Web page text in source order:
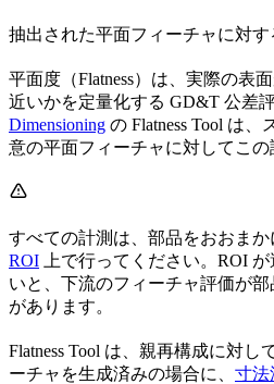
抽出された平面フィーチャに対
平面度（Flatness）は、実際の表
近いかを定量化する GD&T 公差評
Dimensioning の Flatness Tool は
意の平面フィーチャに対してこの
すべての計測は、部品をおおま
ROI 上で行ってください。ROI
いと、下流のフィーチャ評価が
があります。
Flatness Tool は、親再構成に対し
ーチャを生成済みの場合に、 寸法